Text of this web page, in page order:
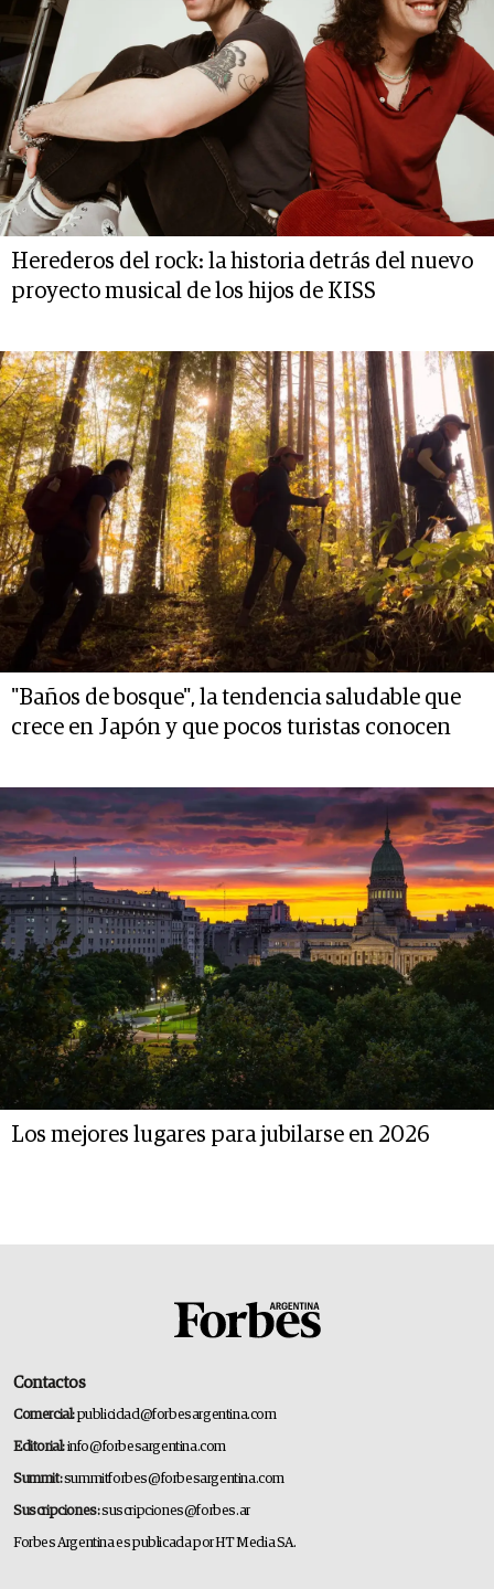
Herederos del rock: la historia detrás del nuevo
proyecto musical de los hijos de KISS
"Baños de bosque", la tendencia saludable que
crece en Japón y que pocos turistas conocen
Los mejores lugares para jubilarse en 2026
Contactos
Comercial:publicidad@forbesargentina.com
Editorial:info@forbesargentina.com
Summit:summitforbes@forbesargentina.com
Suscripciones:suscripciones@forbes.ar
Forbes Argentina es publicada por HT Media SA.